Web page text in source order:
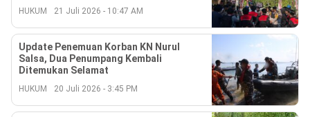
HUKUM 21 Juli 2026 - 10:47 AM
Update Penemuan Korban KN Nurul
Salsa, Dua Penumpang Kembali
Ditemukan Selamat
HUKUM 20 Juli 2026 - 3:45 PM